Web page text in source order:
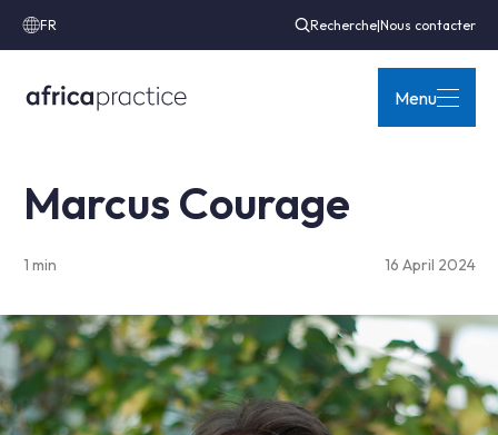
FR Recherche|Nous contacter
Menu
Marcus Courage
1 min 16 April 2024